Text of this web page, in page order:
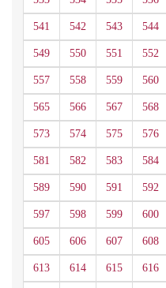
541 542 543 544
549 550 551 552
557 558 559 560
565 566 567 568
573 574 575 576
581 582 583 584
589 590 591 592
597 598 599 600
605 606 607 608
613 614 615 616